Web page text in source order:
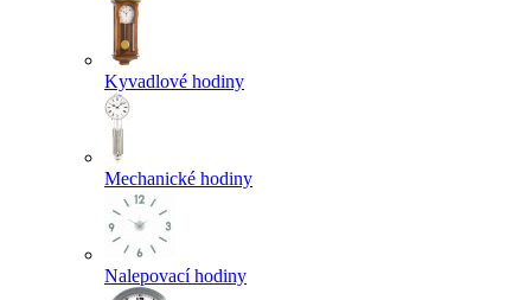
Kyvadlové hodiny
Mechanické hodiny
Nalepovací hodiny